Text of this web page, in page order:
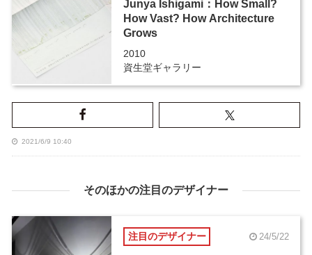
Junya Ishigami：How Small?
How Vast? How Architecture
Grows
2010
資生堂ギャラリー
2021/6/9 10:40
そのほかの注目のデザイナー
注目のデザイナー 24/5/22